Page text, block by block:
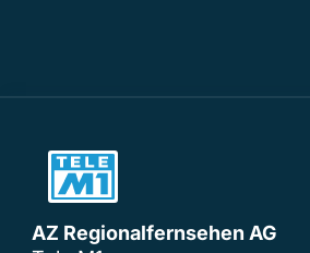
AZ Regionalfernsehen AG